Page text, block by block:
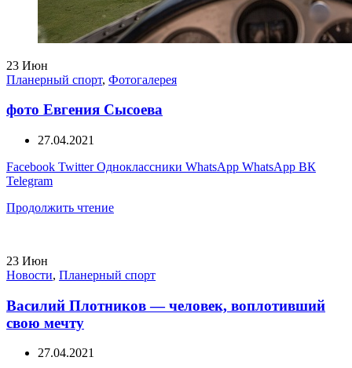
23 Июн
Планерный спорт, Фотогалерея
фото Евгения Сысоева
27.04.2021
Facebook Twitter Одноклассники WhatsApp WhatsApp ВК
Telegram
Продолжить чтение
23 Июн
Новости, Планерный спорт
Василий Плотников — человек, воплотивший
свою мечту
27.04.2021